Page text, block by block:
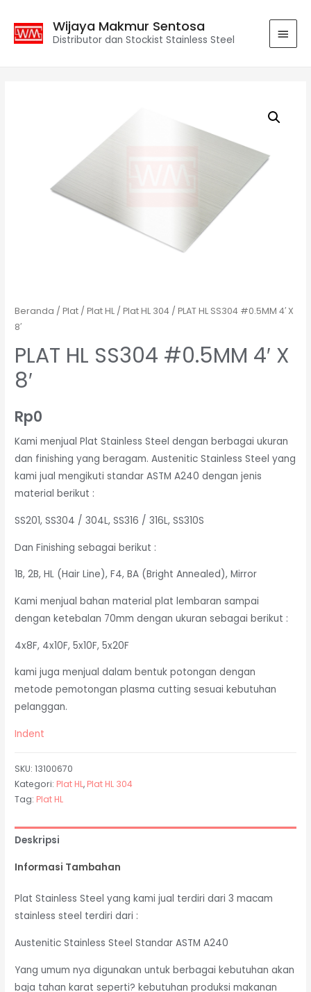
Wijaya Makmur Sentosa
Distributor dan Stockist Stainless Steel
Beranda /Plat /Plat HL /Plat HL 304 / PLAT HL SS304 #0.5MM 4′ X
8′
PLAT HL SS304 #0.5MM 4′ X
8′
Rp0
Kami menjual Plat Stainless Steel dengan berbagai ukuran
dan finishing yang beragam. Austenitic Stainless Steel yang
kami jual mengikuti standar ASTM A240 dengan jenis
material berikut :
SS201, SS304 / 304L, SS316 / 316L, SS310S
Dan Finishing sebagai berikut :
1B, 2B, HL (Hair Line), F4, BA (Bright Annealed), Mirror
Kami menjual bahan material plat lembaran sampai
dengan ketebalan 70mm dengan ukuran sebagai berikut :
4x8F, 4x10F, 5x10F, 5x20F
kami juga menjual dalam bentuk potongan dengan
metode pemotongan plasma cutting sesuai kebutuhan
pelanggan.
Indent
SKU:13100670
Kategori: Plat HL, Plat HL 304
Tag: Plat HL
Deskripsi
Informasi Tambahan
Plat Stainless Steel yang kami jual terdiri dari 3 macam
stainless steel terdiri dari :
Austenitic Stainless Steel Standar ASTM A240
Yang umum nya digunakan untuk berbagai kebutuhan akan
baja tahan karat seperti? kebutuhan produksi makanan